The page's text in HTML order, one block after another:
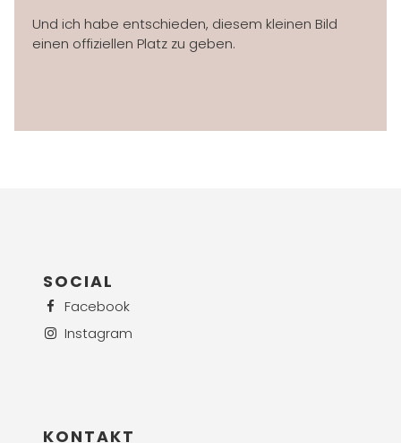
Und ich habe entschieden, diesem kleinen Bild
einen offiziellen Platz zu geben.
SOCIAL
Facebook
Instagram
KONTAKT